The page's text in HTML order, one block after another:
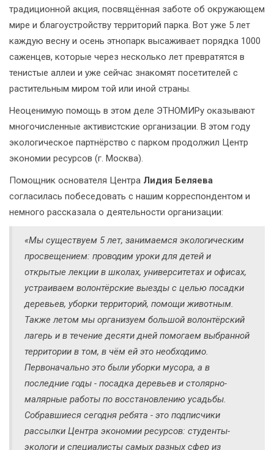
традиционной акция, посвящённая заботе об окружающем
мире и благоустройству территорий парка. Вот уже 5 лет
каждую весну и осень этнопарк высаживает порядка 1000
саженцев, которые через несколько лет превратятся в
тенистые аллеи и уже сейчас знакомят посетителей с
растительным миром той или иной страны.
Неоценимую помощь в этом деле ЭТНОМИРу оказывают
многочисленные активистские организации. В этом году
экологическое партнёрство с парком продолжил Центр
экономии ресурсов (г. Москва).
Помощник основателя Центра Лидия Беляева
согласилась побеседовать с нашим корреспондентом и
немного рассказала о деятельности организации:
«Мы существуем 5 лет, занимаемся экологическим
просвещением: проводим уроки для детей и
открытые лекции в школах, университетах и офисах,
устраиваем волонтёрские выезды с целью посадки
деревьев, уборки территорий, помощи животным.
Также летом мы организуем большой волонтёрский
лагерь и в течение десяти дней помогаем выбранной
территории в том, в чём ей это необходимо.
Первоначально это были уборки мусора, а в
последние годы - посадка деревьев и столярно-
малярные работы по восстановлению усадьбы.
Собравшиеся сегодня ребята - это подписчики
рассылки Центра экономии ресурсов: студенты-
экологи и специалисты самых разных сфер из